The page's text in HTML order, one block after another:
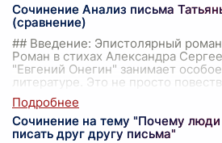
Сочинение Анализ письма
(сравнение)
## Введение: Эпистолярный
Роман в стихах Александра
"Евгений Онегин" занимает
литературе. Это не просто
Сочинение на тему "Почему
писать друг другу письма"